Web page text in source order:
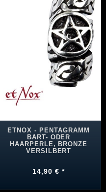
ETNOX - PENTAGRAMM
BART- ODER
HAARPERLE, BRONZE
VERSILBERT
14,90 € *